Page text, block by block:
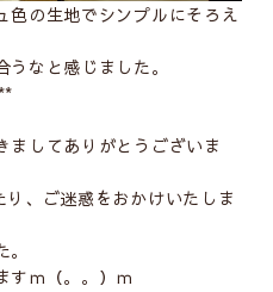
色の生地でシンプルにそろえ
なと感じました。
ましてありがとうございま
、ご迷惑をおかけいたしま
すｍ（。。）ｍ